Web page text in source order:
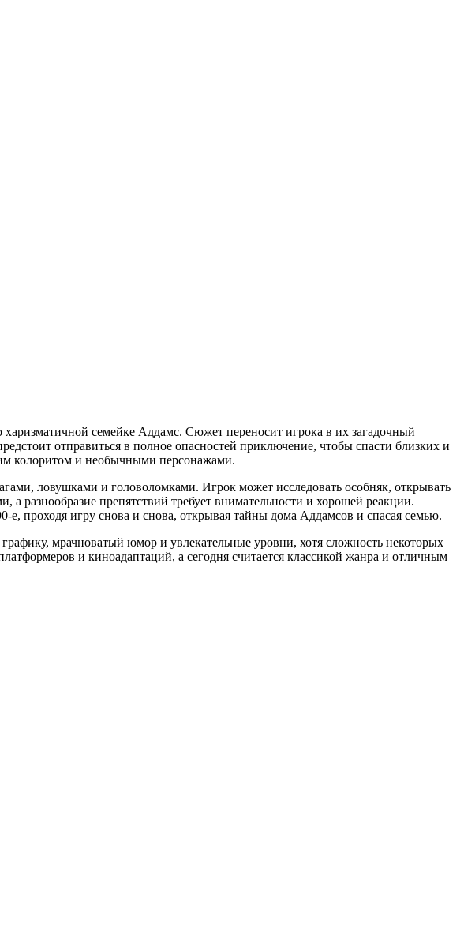
семейке Аддамс. Сюжет переносит игрока в их загадочный
отправиться в полное опасностей приключение, чтобы спасти близких и
колоритом и необычными персонажами.
ловушками и головоломками. Игрок может исследовать особняк, открывать
разнообразие препятствий требует внимательности и хорошей реакции.
проходя игру снова и снова, открывая тайны дома Аддамсов и спасая семью.
мрачноватый юмор и увлекательные уровни, хотя сложность некоторых
и киноадаптаций, а сегодня считается классикой жанра и отличным